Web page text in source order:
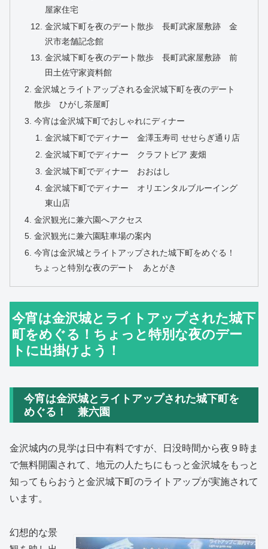
屋家住宅
金沢城下町を夜のデート散歩 長町武家屋敷跡 金
沢市老舗記念館
金沢城下町を夜のデート散歩 長町武家屋敷跡 前
田土佐守家資料館
金沢城とライトアップされる金沢城下町を夜のデート
散歩 ひがし茶屋町
今宵は金沢城下町でおしゃれにディナー
金沢城下町でディナー 金澤玉寿司 せせらぎ通り店
金沢城下町でディナー クラフトビア 麦畑
金沢城下町でディナー おおはし
金沢城下町でディナー オリエンタルブルーイング
東山店
金沢観光に兼六園へアクセス
金沢観光に兼六園駐車場の案内
今宵は金沢城とライトアップされた城下町をめぐる！
ちょっと特別な夜のデート あとがき
今宵は金沢城とライトアップされた城下
町をめぐる！ちょっと特別な夜のデー
トに出掛けよう！
今宵は金沢城とライトアップされた城下町を
めぐる！ 兼六園
金沢城内の見学は日中有料ですが、日没時間から夜９時ま
で無料開園されて、地元の人たちにもっと金沢城をもっと
知ってもらおうと金沢城下町のライトアップが実施されて
います。
幻想的な景